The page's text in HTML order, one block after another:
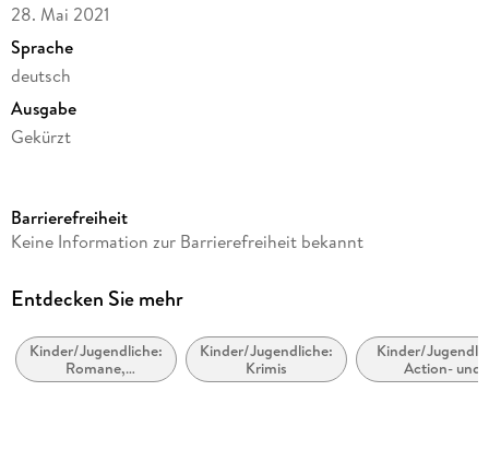
28. Mai 2021
Sprache
deutsch
Ausgabe
Gekürzt
Laufzeit
Altersempfehlung
Reihe
Die drei ??? Kids, 82
Barrierefreiheit
Keine Information zur Barrierefreiheit bekannt
Entdecken Sie mehr
Kinder/Jugendliche:
Romane,
Erzählungen,
Kinder/Jugendliche:
Krimis
Kinder/
Action- und